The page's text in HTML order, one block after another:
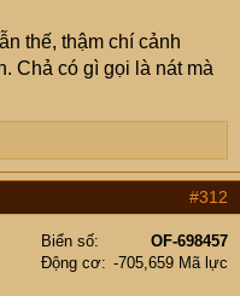
thế, thậm chí cảnh
Chả có gì gọi là nát mà
#312
Biển số
OF-698457
Động cơ
-705,659 Mã lực